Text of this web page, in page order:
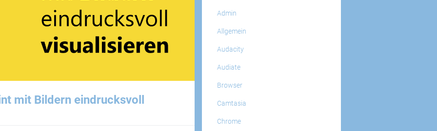
mit Bildern eindrucksvoll
Admin
Allgemein
Audacity
Audiate
Browser
Camtasia
Chrome